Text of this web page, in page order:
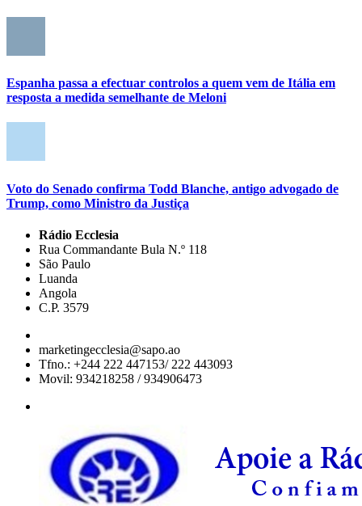
Espanha passa a efectuar controlos a quem vem de Itália em
resposta a medida semelhante de Meloni
Voto do Senado confirma Todd Blanche, antigo advogado de
Trump, como Ministro da Justiça
Rádio Ecclesia
Rua Commandante Bula N.º 118
São Paulo
Luanda
Angola
C.P. 3579
marketingecclesia@sapo.ao
Tfno.: +244 222 447153/ 222 443093
Movil: 934218258 / 934906473